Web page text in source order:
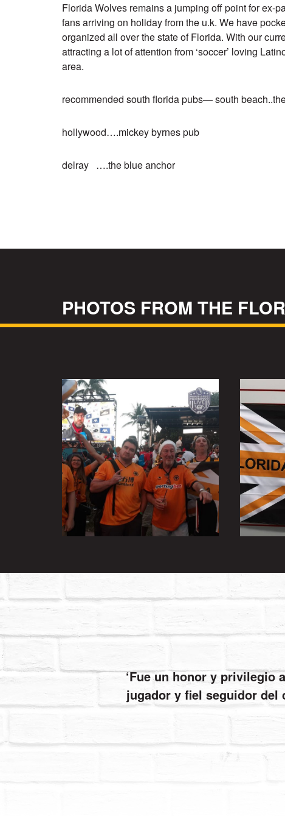
Florida Wolves remains a jumping off point for ex-
fans arriving on holiday from the u.k. We have
organized all over the state of Florida. With our
attracting a lot of attention from ‘soccer’ loving
area.
recommended south florida pubs— south
hollywood….mickey byrnes pub
delray ….the blue anchor
PHOTOS FROM THE
Fue un honor y privilegio
jugador y fiel seguidor del